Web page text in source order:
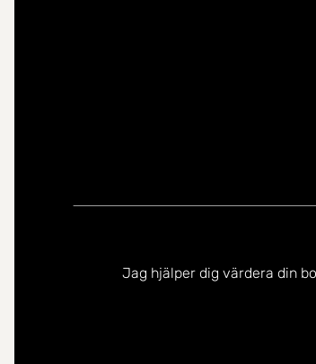
Jag hjälper dig värdera din